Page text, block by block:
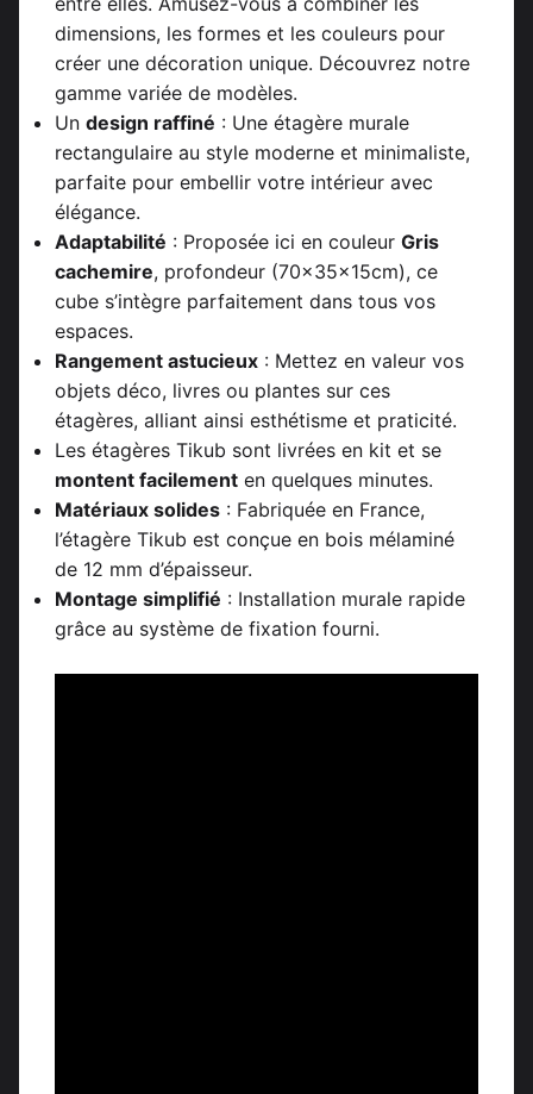
dimensions, les formes et les couleurs pour
créer une décoration unique. Découvrez notre
gamme variée de modèles.
Un design raffiné : Une étagère murale
rectangulaire au style moderne et minimaliste,
parfaite pour embellir votre intérieur avec
élégance.
Adaptabilité : Proposée ici en couleur Gris
cachemire, profondeur (70x35x15cm), ce
cube s’intègre parfaitement dans tous vos
espaces.
Rangement astucieux : Mettez en valeur vos
objets déco, livres ou plantes sur ces
étagères, alliant ainsi esthétisme et praticité.
Les étagères Tikub sont livrées en kit et se
montent facilement en quelques minutes.
Matériaux solides : Fabriquée en France,
l’étagère Tikub est conçue en bois mélaminé
de 12 mm d’épaisseur.
Montage simplifié : Installation murale rapide
grâce au système de fixation fourni.